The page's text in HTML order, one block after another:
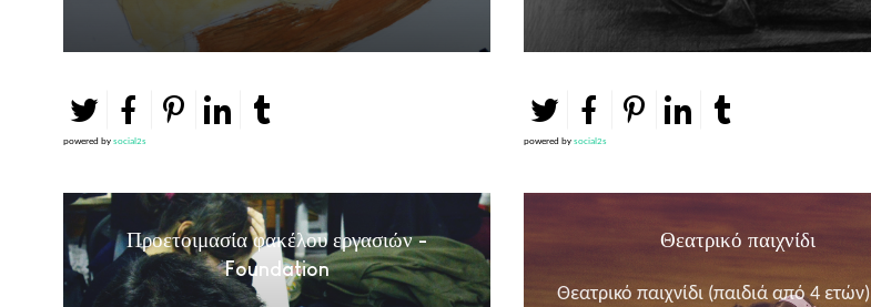
powered by social2s powered by social2s
Προετοιμασία φακέλου εργασιών -
Foundation
Θεατρικό παιχνίδι
Θεατρικό παιχνίδι (παιδιά από 4 ετών)